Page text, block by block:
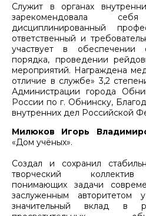
Служит в органах
зарекомендовала
дисциплинированный
ответственный и
участвует в обеспечении
порядка, проведении
мероприятий. Награждена
отличие в службе» 3,2
Администрации города
России по г. Обнинску,
внутренних дел Российской
Милюков Игорь
«Дом учёных».
Создал и сохранил
творческий коллектив
понимающих задачи
заслуженным авторитетом
значительный вклад в